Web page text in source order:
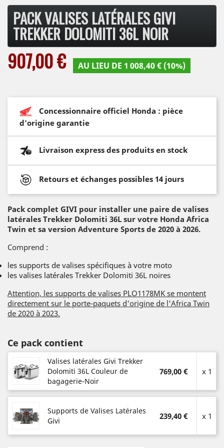
PACK VALISES LATÉRALES GIVI
TREKKER DOLOMITI 36L NOIR
907,00 € AU LIEU DE 1 008,40 € (10%)
Concessionnaire officiel Honda : pièce
d'origine garantie
Livraison express des produits en stock
Retours et échanges possibles 14 jours
Pack complet GIVI pour installer une paire de valises
latérales Trekker Dolomiti 36L sur votre Honda Africa
Twin et sa version Adventure Sports de 2020 à 2026.
Comprend :
les supports de valises spécifiques à votre moto
les valises latérales Trekker Dolomiti 36L noires
Attention, les supports de valises PLO1178MK se montent
directement sur le porte-paquets d'origine de l'Africa Twin
de 2020 à 2023.
Ce pack contient
Valises latérales Givi Trekker
Dolomiti 36L Couleur de
bagagerie-Noir
769,00 € x 1
Supports de Valises Latérales
Givi
239,40 € x 1